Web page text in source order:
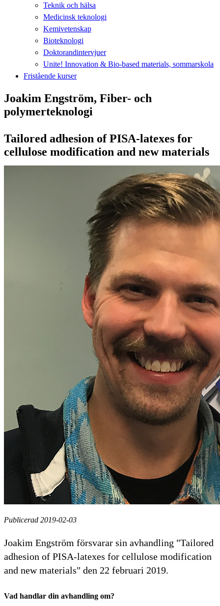
Teknik och hälsa
Medicinsk teknologi
Kemivetenskap
Bioteknologi
Doktorandintervjuer
Unite! Innovation & Bio-based materials, sommarskola
Fristående kurser
Joakim Engström, Fiber- och
polymerteknologi
Tailored adhesion of PISA-latexes for
cellulose modification and new materials
Publicerad 2019-02-03
Joakim Engström försvarar sin avhandling "Tailored
adhesion of PISA-latexes for cellulose modification
and new materials" den 22 februari 2019.
Vad handlar din avhandling om?